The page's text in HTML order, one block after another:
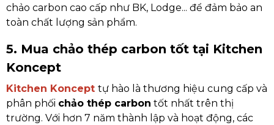
chảo carbon cao cấp như BK, Lodge... để đảm bảo an
toàn chất lượng sản phẩm.
5. Mua chảo thép carbon tốt tại Kitchen
Koncept
Kitchen Koncept tự hào là thương hiệu cung cấp và
phân phối chảo thép carbon tốt nhất trên thị
trường. Với hơn 7 năm thành lập và hoạt động, các